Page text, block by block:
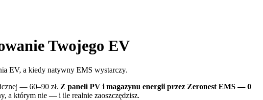
Twojego EV
EV, a kiedy natywny EMS wystarczy.
— 60–90 zł. Z paneli PV i magazynu energii przez Zeronest EMS — 0
a którym nie — i ile realnie zaoszczędzisz.